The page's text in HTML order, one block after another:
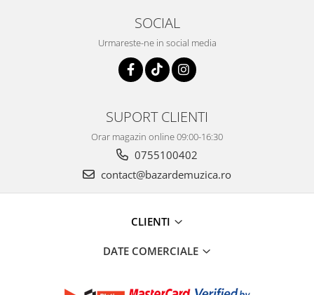
SOCIAL
Urmareste-ne in social media
SUPORT CLIENTI
Orar magazin online 09:00-16:30
0755100402
contact@bazardemuzica.ro
CLIENTI
DATE COMERCIALE